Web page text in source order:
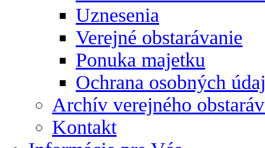
Uznesenia
Verejné obstarávanie
Ponuka majetku
Ochrana osobných
Archív verejného
Kontakt